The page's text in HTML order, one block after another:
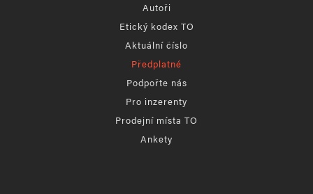
Autoři
Etický kodex TO
Aktuální číslo
Předplatné
Podpořte nás
Pro inzerenty
Prodejní místa TO
Ankety